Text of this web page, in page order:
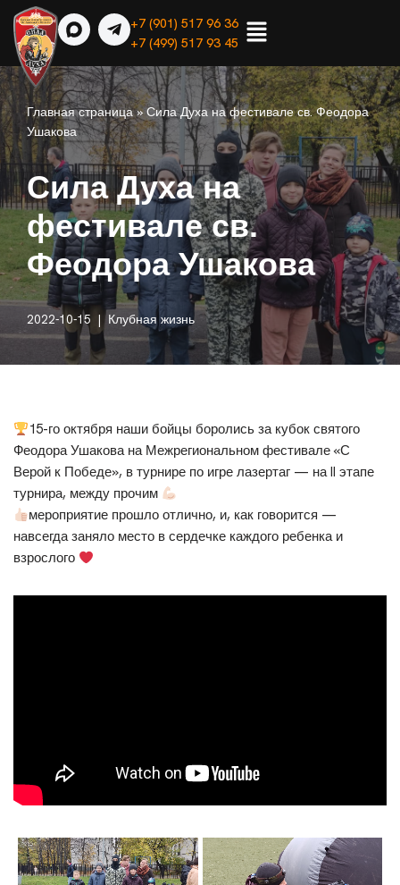
Перейти
к
содержимому
+7 (901) 517 96 36
+7 (499) 517 93 45
Главная страница»Сила Духа на фестивале св. Феодора
Ушакова
Сила Духа на
фестивале св.
Феодора Ушакова
2022-10-15 Клубная жизнь
15-го октября наши бойцы боролись за кубок святого
Феодора Ушакова на Межрегиональном фестивале «С
Верой к Победе», в турнире по игре лазертаг — на II этапе
турнира, между прочим
мероприятие прошло отлично, и, как говорится —
навсегда заняло место в сердечке каждого ребенка и
взрослого